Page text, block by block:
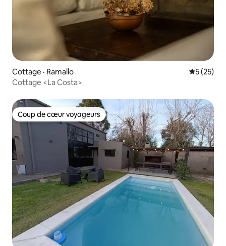
Cottage · Ramallo Note
5 (25)
Cottage <La Costa>
Coup de cœur voyageurs
Coup de cœur voyageurs